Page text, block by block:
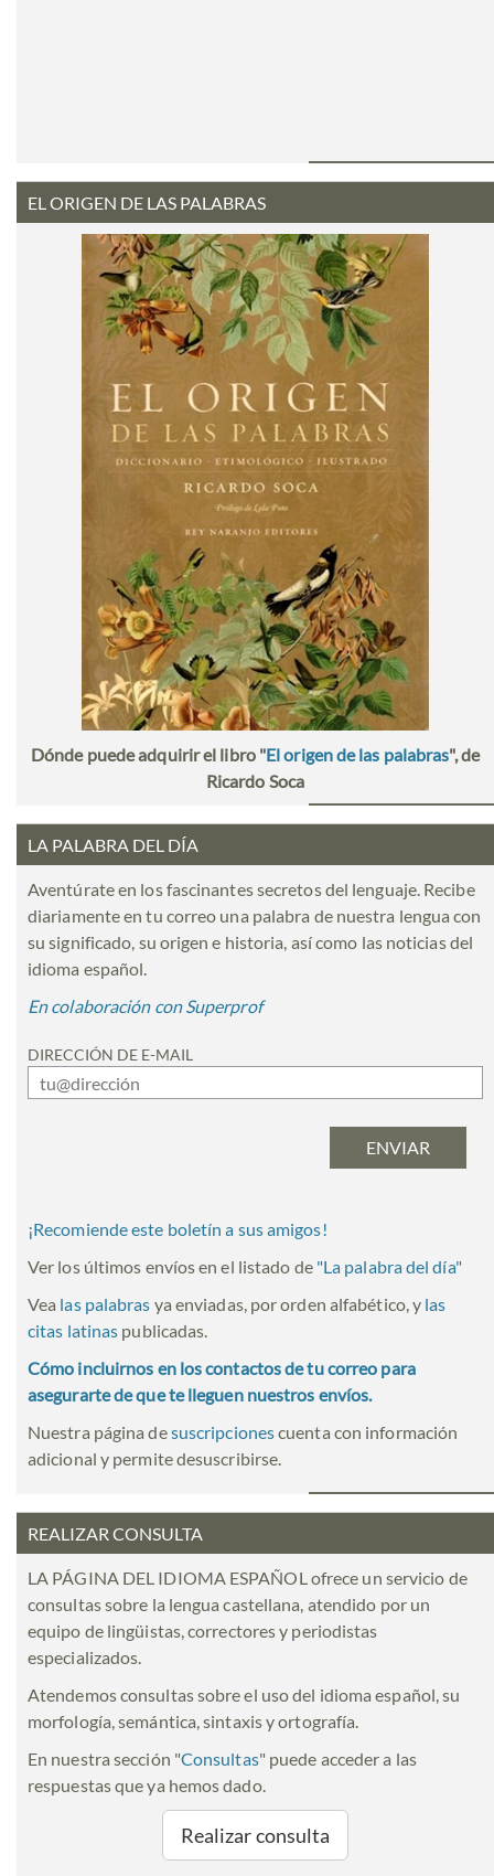
EL ORIGEN DE LAS PALABRAS
Dónde puede adquirir el libro "El origen de las palabras", de
Ricardo Soca
LA PALABRA DEL DÍA
Aventúrate en los fascinantes secretos del lenguaje. Recibe
diariamente en tu correo una palabra de nuestra lengua con
su significado, su origen e historia, así como las noticias del
idioma español.
En colaboración con Superprof
DIRECCIÓN DE E-MAIL
¡Recomiende este boletín a sus amigos!
Ver los últimos envíos en el listado de "La palabra del día"
Vea las palabras ya enviadas, por orden alfabético, y las
citas latinas publicadas.
Cómo incluirnos en los contactos de tu correo para
asegurarte de que te lleguen nuestros envíos.
Nuestra página desuscripcionescuenta con información
adicional y permite desuscribirse.
REALIZAR CONSULTA
LA PÁGINA DEL IDIOMA ESPAÑOL ofrece un servicio de
consultas sobre la lengua castellana, atendido por un
equipo de lingüistas, correctores y periodistas
especializados.
Atendemos consultas sobre el uso del idioma español, su
morfología, semántica, sintaxis y ortografía.
En nuestra sección "Consultas" puede acceder a las
respuestas que ya hemos dado.
Realizar consulta